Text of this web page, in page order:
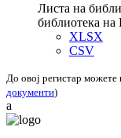
Листа на
библиотека на
XLSX
CSV
До овој регистар
документи)
a